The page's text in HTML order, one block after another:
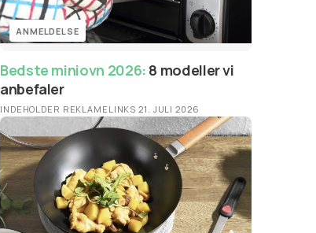
ANMELDELSE
Bedste miniovn 2026:
anbefaler
INDEHOLDER REKLAMELINKS·21. JULI 2026